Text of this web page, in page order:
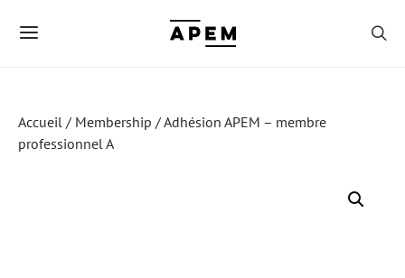
Accueil / Membership / Adhésion APEM – membre
professionnel A